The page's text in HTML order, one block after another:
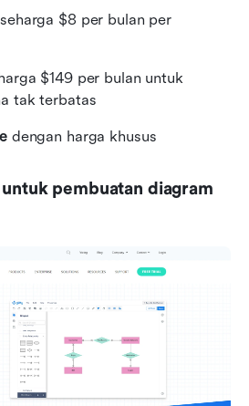
seharga $8 per bulan per
$149 per bulan untuk
tak terbatas
dengan harga khusus
pembuatan diagram